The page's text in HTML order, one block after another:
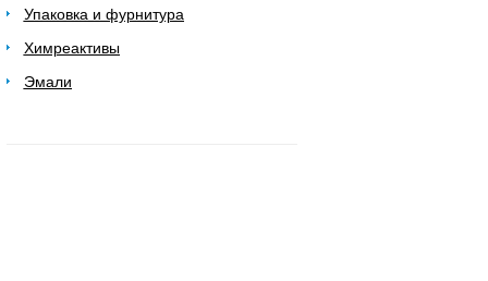
Упаковка и фурнитура
Химреактивы
Эмали